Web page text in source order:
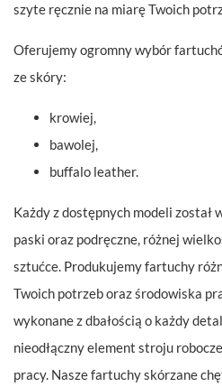
szyte ręcznie na miarę Twoich
Oferujemy ogromny wybór
ze skóry:
krowiej,
bawolej,
buffalo leather.
Każdy z dostępnych modeli został
paski oraz podręczne, różnej
sztućce. Produkujemy fartuchy
Twoich potrzeb oraz środowiska
wykonane z dbałością o każdy
nieodłączny element stroju
pracy. Nasze fartuchy skórzane